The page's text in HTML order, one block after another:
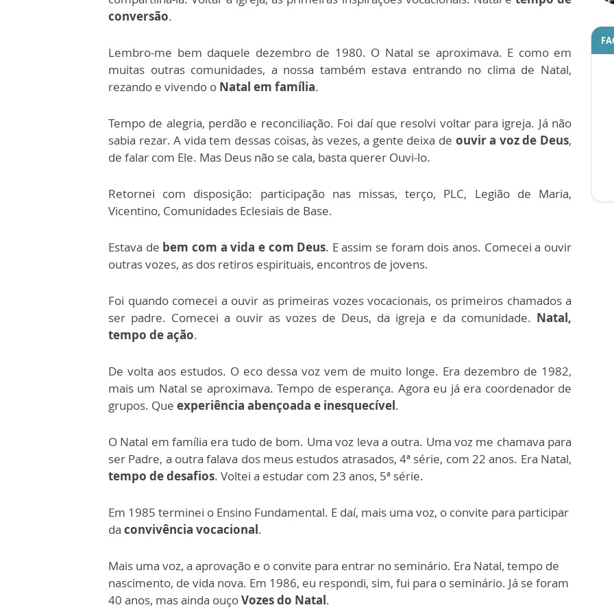
conversão.
Lembro-me bem daquele dezembro de 1980. O Natal se aproximava. E como em
muitas outras comunidades, a nossa também estava entrando no clima de Natal,
rezando e vivendo o Natal em família.
Tempo de alegria, perdão e reconciliação. Foi daí que resolvi voltar para igreja. Já não
sabia rezar. A vida tem dessas coisas, às vezes, a gente deixa de ouvir a voz de Deus,
de falar com Ele. Mas Deus não se cala, basta querer Ouvi-lo.
Retornei com disposição: participação nas missas, terço, PLC, Legião de Maria,
Vicentino, Comunidades Eclesiais de Base.
Estava de bem com a vida e com Deus. E assim se foram dois anos. Comecei a ouvir
outras vozes, as dos retiros espirituais, encontros de jovens.
Foi quando comecei a ouvir as primeiras vozes vocacionais, os primeiros chamados a
ser padre. Comecei a ouvir as vozes de Deus, da igreja e da comunidade. Natal,
tempo de ação.
De volta aos estudos. O eco dessa voz vem de muito longe. Era dezembro de 1982,
mais um Natal se aproximava. Tempo de esperança. Agora eu já era coordenador de
grupos. Que experiência abençoada e inesquecível.
O Natal em família era tudo de bom. Uma voz leva a outra. Uma voz me chamava para
ser Padre, a outra falava dos meus estudos atrasados, 4ª série, com 22 anos. Era Natal,
tempo de desafios. Voltei a estudar com 23 anos, 5ª série.
Em 1985 terminei o Ensino Fundamental. E daí, mais uma voz, o convite para participar
da convivência vocacional.
Mais uma voz, a aprovação e o convite para entrar no seminário. Era Natal, tempo de
nascimento, de vida nova. Em 1986, eu respondi, sim, fui para o seminário. Já se foram
40 anos, mas ainda ouçoVozes do Natal.